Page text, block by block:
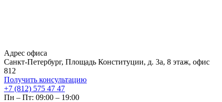
Адрес офиса
Санкт-Петербург, Площадь Конституции, д. 3а, 8 этаж, офис
812
Получить консультацию
+7 (812) 575 47 47
Пн – Пт: 09:00 – 19:00